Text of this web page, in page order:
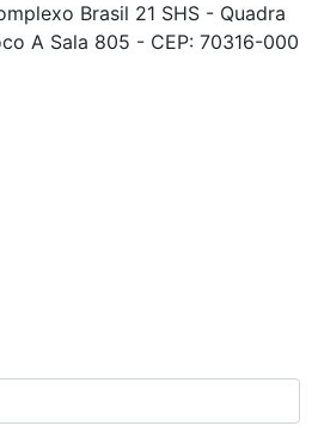
Brasil 21 SHS - Quadra
A Sala 805 - CEP: 70316-000